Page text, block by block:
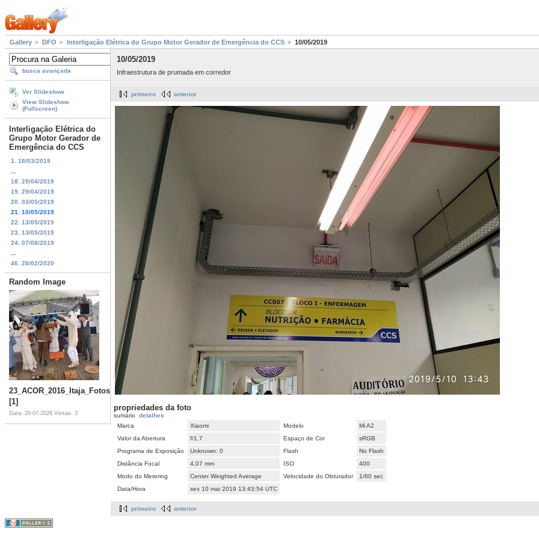
Gallery DFO Interligação Elétrica do Grupo Motor Gerador de Emergência do CCS 10/05/2019
busca avançada
Ver Slideshow
View Slideshow
(Fullscreen)
Interligação Elétrica do
Grupo Motor Gerador de
Emergência do CCS
1. 18/03/2019
18. 29/04/2019
19. 29/04/2019
20. 03/05/2019
21. 10/05/2019
22. 13/05/2019
23. 13/05/2019
24. 07/08/2019
46. 28/02/2020
Random Image
23_ACOR_2016_Itaja_Fotos_JOI_(315)
[1]
Data: 20-07-2026 Visitas: 3
10/05/2019
Infraestrutura de prumada em corredor
primeiro anterior
propriedades da foto
sumário detalhes
Marca
Xiaomi Modelo
Mi A2
Valor da Abertura
f/1,7 Espaço de Cor
sRGB
Programa de Exposição
Unknown: 0 Flash
No Flash
Distância Focal
4,07 mm ISO
400
Modo do Metering
Center Weighted Average Velocidade do Obturador
1/60 sec
Data/Hora
sex 10 mai 2019 13:43:54 UTC
primeiro anterior